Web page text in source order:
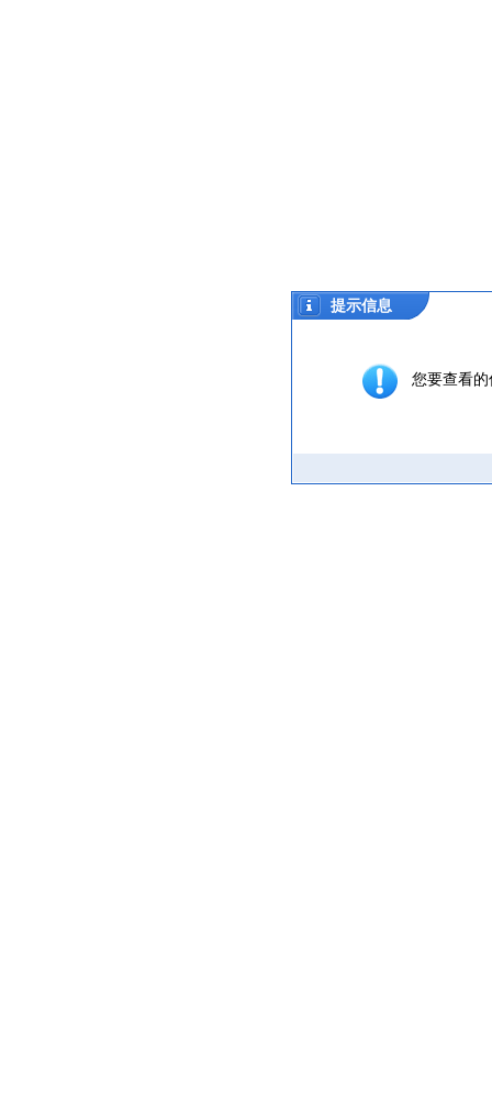
提示信息
您要查看